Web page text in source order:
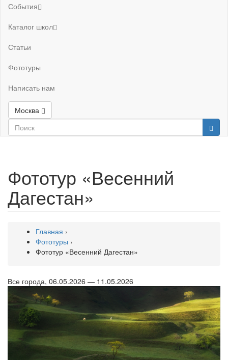
События
Каталог школ
Статьи
Фототуры
Написать нам
Москва
Фототур «Весенний
Дагестан»
Главная ›
Фототуры ›
Фототур «Весенний Дагестан»
Все города, 06.05.2026 — 11.05.2026